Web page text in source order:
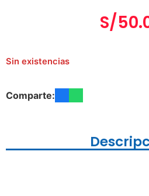
S/
Sin existencias
Comparte: